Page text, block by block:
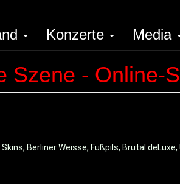
Konzerte Media
Szene - Online-
Berliner Weisse, Fußpils, Brutal